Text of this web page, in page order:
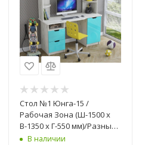
Стол №1 Юнга-15 /
Рабочая Зона (Ш-1500 x
В-1350 x Г-550 мм)/Разные
Цвета
В наличии